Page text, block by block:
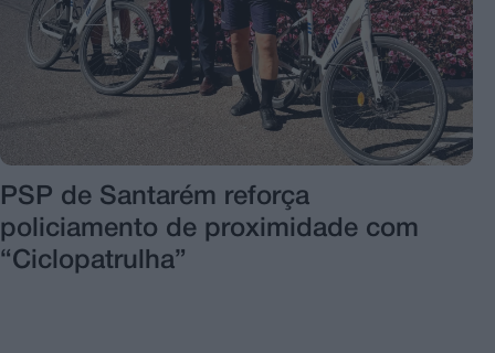
PSP de Santarém reforça
policiamento de proximidade com
“Ciclopatrulha”